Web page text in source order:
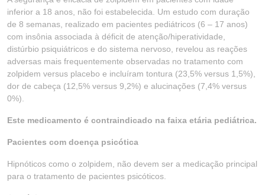
inferior a 18 anos, não foi estabelecida. Um estudo com duração
de 8 semanas, realizado em pacientes pediátricos (6 – 17 anos)
com insônia associada à déficit de atenção/hiperatividade,
distúrbio psiquiátricos e do sistema nervoso, revelou as reações
adversas mais frequentemente observadas no tratamento com
zolpidem versus placebo e incluíram tontura (23,5% versus 1,5%),
dor de cabeça (12,5% versus 9,2%) e alucinações (7,4% versus
0%).
Este medicamento é contraindicado na faixa etária pediátrica.
Pacientes com doença psicótica
Hipnóticos como o zolpidem, não devem ser a medicação principal
para o tratamento de pacientes psicóticos.